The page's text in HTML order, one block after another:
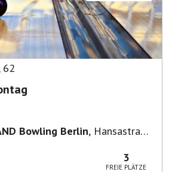
62
Bowling Berlin, Hansastraße
3
FREIE PLÄTZE